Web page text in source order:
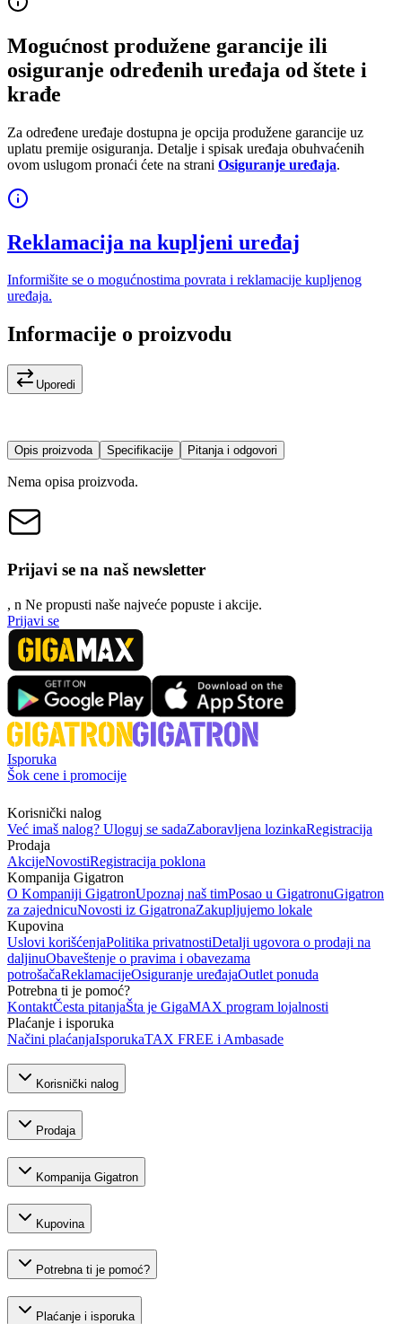
Mogućnost produžene garancije ili
osiguranje određenih uređaja od štete i
krađe
Za određene uređaje dostupna je opcija produžene garancije uz
uplatu premije osiguranja. Detalje i spisak uređaja obuhvaćenih
ovom uslugom pronaći ćete na strani Osiguranje uređaja.
Reklamacija na kupljeni uređaj
Informišite se o mogućnostima povrata i reklamacije kupljenog
uređaja.
Informacije o proizvodu
Uporedi
Opis proizvoda Specifikacije Pitanja i odgovori
Nema opisa proizvoda.
Prijavi se na naš newsletter
, n Ne propusti naše najveće popuste i akcije.
Prijavi se
Isporuka
Šok cene i promocije
Korisnički nalog
Već imaš nalog? Uloguj se sadaZaboravljena lozinkaRegistracija
Prodaja
AkcijeNovostiRegistracija poklona
Kompanija Gigatron
O Kompaniji GigatronUpoznaj naš timPosao u GigatronuGigatron
za zajednicuNovosti iz GigatronaZakupljujemo lokale
Kupovina
Uslovi korišćenjaPolitika privatnostiDetalji ugovora o prodaji na
daljinuObaveštenje o pravima i obavezama
potrošačaReklamacijeOsiguranje uređajaOutlet ponuda
Potrebna ti je pomoć?
KontaktČesta pitanjaŠta je GigaMAX program lojalnosti
Plaćanje i isporuka
Načini plaćanjaIsporukaTAX FREE i Ambasade
Korisnički nalog
Prodaja
Kompanija Gigatron
Kupovina
Potrebna ti je pomoć?
Plaćanje i isporuka